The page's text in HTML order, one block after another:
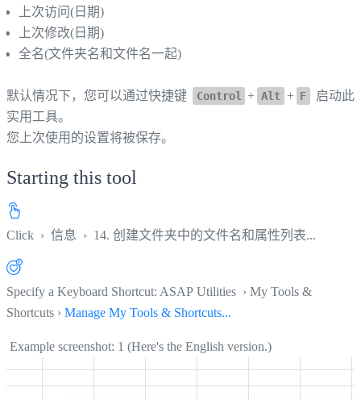
上次访问(日期)
上次修改(日期)
全名(文件夹名和文件名一起)
默认情况下，您可以通过快捷键 Control + Alt + F
启动此
实用工具。
您上次使用的设置将被保存。
Starting this tool
Click › 信息 › 14. 创建文件夹中的文件名和属性列表...
Specify a Keyboard Shortcut: ASAP Utilities › My Tools &
Shortcuts › Manage My Tools & Shortcuts...
Example screenshot: 1 (Here's the English version.)